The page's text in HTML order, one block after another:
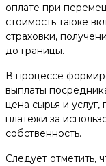
оплате при
стоимость также
страховки,
до границы.
В процессе
выплаты
цена сырья и
платежи за
собственность.
Следует отметить,